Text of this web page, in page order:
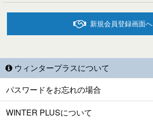
新規会員登録画面へ
ウィンタープラスについて
パスワードをお忘れの場合
WINTER PLUSについて